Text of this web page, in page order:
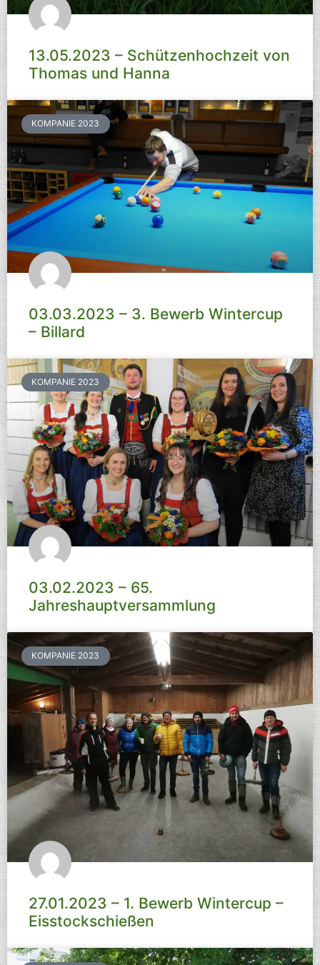
13.05.2023 – Schützenhochzeit von
Thomas und Hanna
KOMPANIE 2023
03.03.2023 – 3. Bewerb Wintercup
– Billard
KOMPANIE 2023
03.02.2023 – 65.
Jahreshauptversammlung
KOMPANIE 2023
27.01.2023 – 1. Bewerb Wintercup –
Eisstockschießen